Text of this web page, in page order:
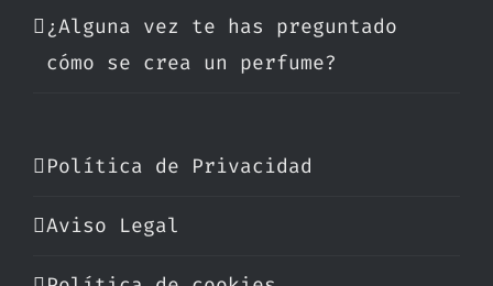
¿Alguna vez te has preguntado
cómo se crea un perfume?
Política de Privacidad
Aviso Legal